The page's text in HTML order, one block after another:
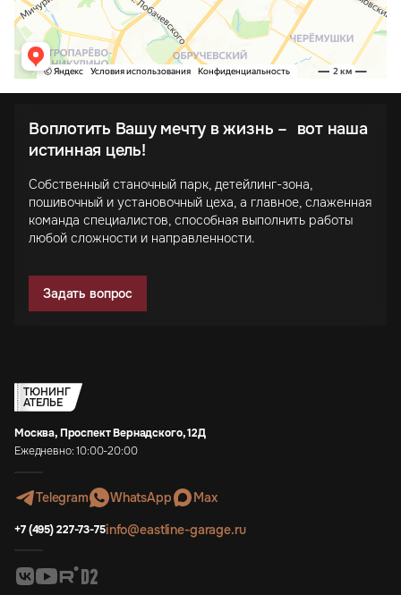
Воплотить Вашу мечту в жизнь – вот наша
истинная цель!
Собственный станочный парк, детейлинг-зона,
пошивочный и установочный цеха, а главное, слаженная
команда специалистов, способная выполнить работы
любой сложности и направленности.
Задать вопрос
ТЮНИНГ
АТЕЛЬЕ
Москва, Проспект Вернадского, 12Д
Ежедневно: 10:00-20:00
Telegram WhatsApp Max
+7 (495) 227-73-75info@eastline-garage.ru